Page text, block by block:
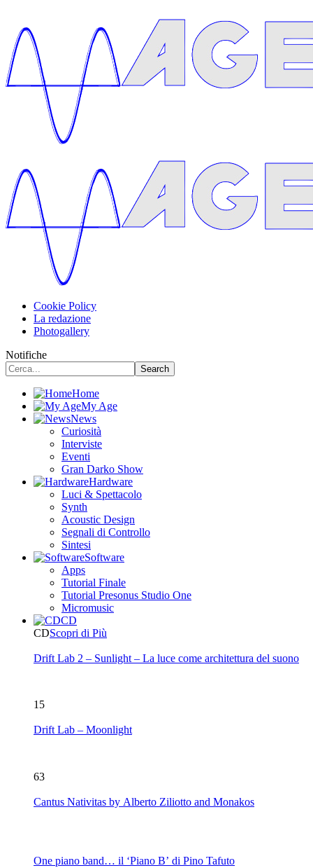
Cookie Policy
La redazione
Photogallery
Notifiche
Home
My Age
News
Curiosità
Interviste
Eventi
Gran Darko Show
Hardware
Luci & Spettacolo
Synth
Acoustic Design
Segnali di Controllo
Sintesi
Software
Apps
Tutorial Finale
Tutorial Presonus Studio One
Micromusic
CD
CDScopri di Più
Drift Lab 2 – Sunlight – La luce come architettura del suono
15
Drift Lab – Moonlight
63
Cantus Nativitas by Alberto Ziliotto and Monakos
One piano band… il ‘Piano B’ di Pino Tafuto